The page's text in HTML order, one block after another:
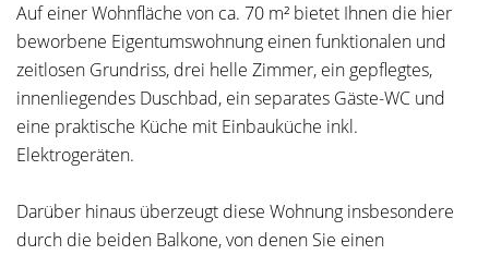
Auf einer Wohnfläche von ca. 70 m² bietet Ihnen die hier
beworbene Eigentumswohnung einen funktionalen und
zeitlosen Grundriss, drei helle Zimmer, ein gepflegtes,
innenliegendes Duschbad, ein separates Gäste-WC und
eine praktische Küche mit Einbauküche inkl.
Elektrogeräten.
Darüber hinaus überzeugt diese Wohnung insbesondere
durch die beiden Balkone, von denen Sie einen